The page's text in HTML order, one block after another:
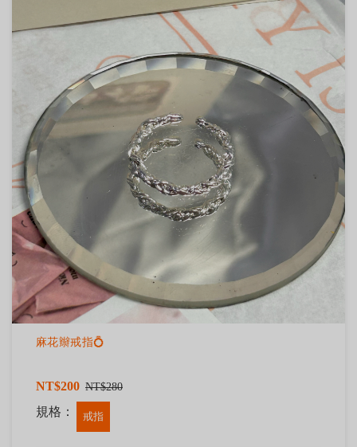
麻花辮戒指💍
NT$200 NT$280
規格： 戒指